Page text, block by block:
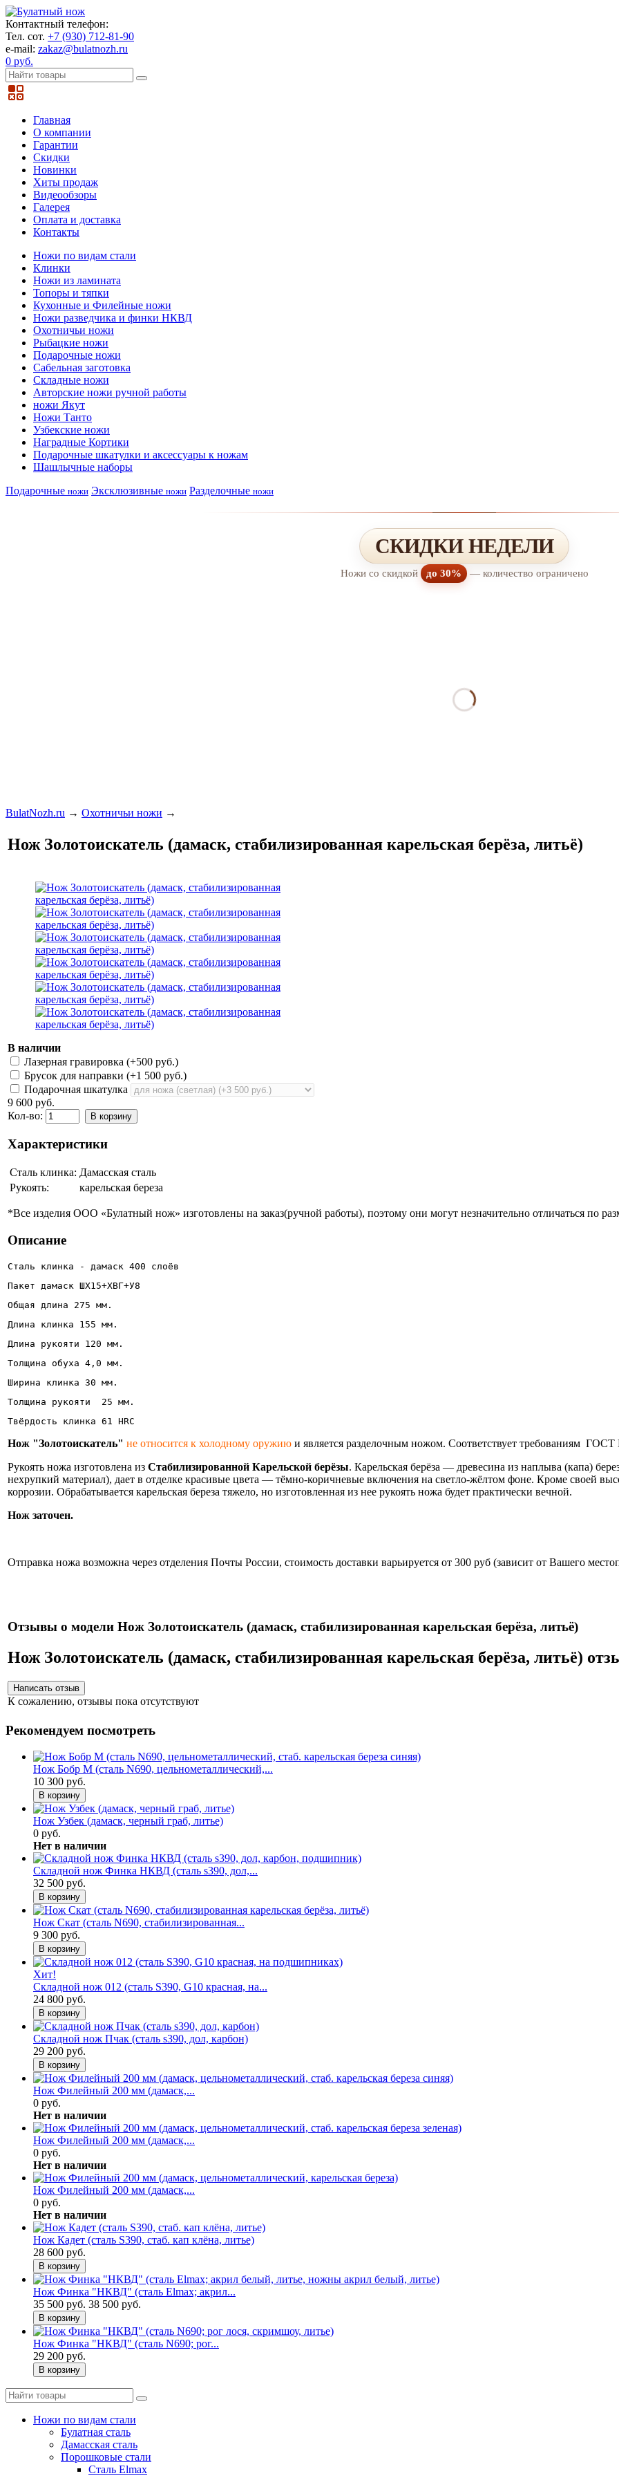
Контактный телефон:
Тел. сот. +7 (930) 712-81-90
e-mail: zakaz@bulatnozh.ru
0 руб.
Главная
О компании
Гарантии
Скидки
Новинки
Хиты продаж
Видеообзоры
Галерея
Оплата и доставка
Контакты
Ножи по видам стали
Клинки
Ножи из ламината
Топоры и тяпки
Кухонные и Филейные ножи
Ножи разведчика и финки НКВД
Охотничьи ножи
Рыбацкие ножи
Подарочные ножи
Сабельная заготовка
Складные ножи
Авторские ножи ручной работы
ножи Якут
Ножи Танто
Узбекские ножи
Наградные Кортики
Подарочные шкатулки и аксессуары к ножам
Шашлычные наборы
Подарочные ножи Эксклюзивные ножи Разделочные ножи
СКИДКИ НЕДЕЛИ
Ножи со скидкой до 30% — количество ограничено
BulatNozh.ru → Охотничьи ножи →
Нож Золотоискатель (дамаск, стабилизированная карельская берёза, литьё)
В наличии
Лазерная гравировка (+500 руб.)
Брусок для направки (+1 500 руб.)
Подарочная шкатулка
9 600 руб.
Кол-во:
В корзину
Характеристики
Сталь клинка: Дамасская сталь
Рукоять:
карельская береза
*Все изделия ООО «Булатный нож» изготовлены на заказ(ручной работы), поэтому они могут незначительно отличаться по
Описание
Сталь клинка - дамаск 400 слоёв
Пакет дамаск ШХ15+ХВГ+У8
Общая длина 275 мм.
Длина клинка 155 мм.
Длина рукояти 120 мм.
Толщина обуха 4,0 мм.
Ширина клинка 30 мм.
Толщина рукояти  25 мм.
Твёрдость клинка 61 HRC
Нож "Золотоискатель" не относится к холодному оружию и является разделочным ножом. Соответствует требованиям ГОСТ
Рукоять ножа изготовлена из Стабилизированной Карельской берёзы. Карельская берёза — древесина из наплыва (капа)
нехрупкий материал), дает в отделке красивые цвета — тёмно-коричневые включения на светло-жёлтом фоне. Кроме своей
коррозии. Обрабатывается карельская береза тяжело, но изготовленная из нее рукоять ножа будет практически вечной.
Нож заточен.
Отправка ножа возможна через отделения Почты России, стоимость доставки варьируется от 300 руб (зависит от Вашего
Отзывы о модели Нож Золотоискатель (дамаск, стабилизированная карельская берёза, литьё)
Нож Золотоискатель (дамаск, стабилизированная карельская берёза, литьё)
К сожалению, отзывы пока отсутствуют
Рекомендуем посмотреть
Нож Бобр М (сталь N690, цельнометаллический,...
10 300 руб.
В корзину
Нож Узбек (дамаск, черный граб, литье)
0 руб.
Нет в наличии
Складной нож Финка НКВД (сталь s390, дол,...
32 500 руб.
В корзину
Нож Скат (сталь N690, стабилизированная...
9 300 руб.
В корзину
Хит!
Складной нож 012 (сталь S390, G10 красная, на...
24 800 руб.
В корзину
Складной нож Пчак (сталь s390, дол, карбон)
29 200 руб.
В корзину
Нож Филейный 200 мм (дамаск,...
0 руб.
Нет в наличии
Нож Филейный 200 мм (дамаск,...
0 руб.
Нет в наличии
Нож Филейный 200 мм (дамаск,...
0 руб.
Нет в наличии
Нож Кадет (сталь S390, стаб. кап клёна, литье)
28 600 руб.
В корзину
Нож Финка "НКВД" (сталь Elmax; акрил...
35 500 руб. 38 500 руб.
В корзину
Нож Финка "НКВД" (сталь N690; рог...
29 200 руб.
В корзину
Ножи по видам стали
Булатная сталь
Дамасская сталь
Порошковые стали
Сталь Elmax